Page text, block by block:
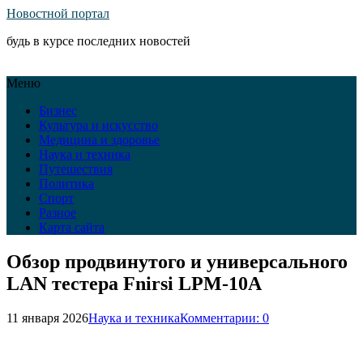
Новостной портал
будь в курсе последних новостей
Меню
Бизнес
Культура и искусство
Медицина и здоровье
Наука и техника
Путешествия
Политика
Спорт
Разное
Карта сайта
Обзор продвинутого и универсального
LAN тестера Fnirsi LPM-10A
11 января 2026Наука и техникаКомментарии: 0